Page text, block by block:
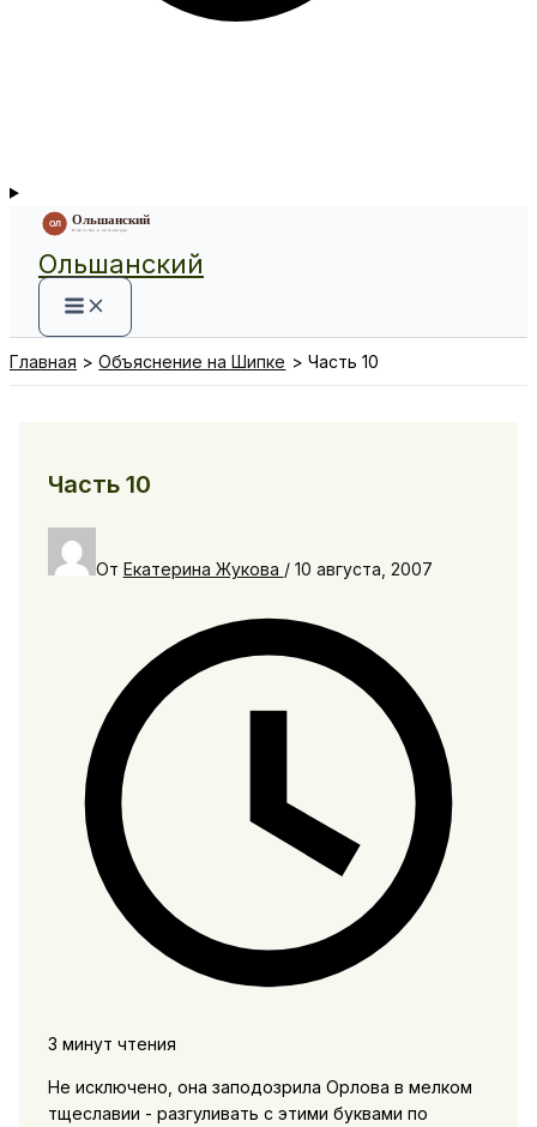
Ольшанский
Главная Объяснение на Шипке Часть 10
Часть 10
От Екатерина Жукова / 10 августа, 2007
3 минут чтения
Не исключено, она заподозрила Орлова в мелком
тщеславии - разгуливать с этими буквами по